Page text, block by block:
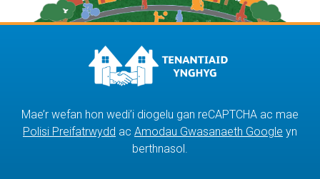
Mae’r wefan hon wedi’i diogelu gan reCAPTCHA ac mae
Polisi Preifatrwydd ac Amodau Gwasanaeth Google yn
berthnasol.